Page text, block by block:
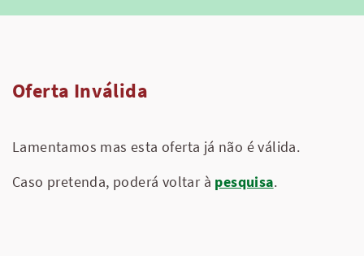
Oferta Inválida
Lamentamos mas esta oferta já não é válida.
Caso pretenda, poderá voltar à pesquisa.